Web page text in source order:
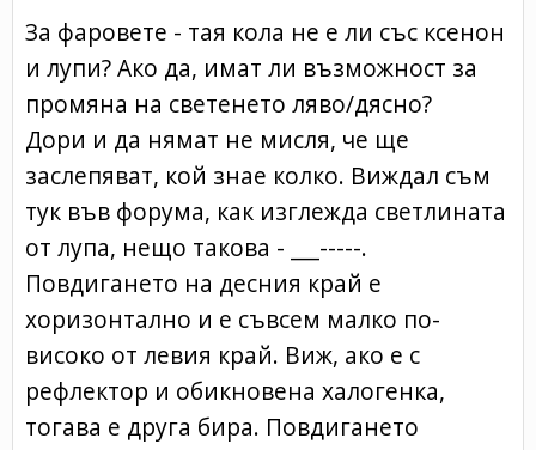
За фаровете - тая кола не е ли със ксенон
и лупи? Ако да, имат ли възможност за
промяна на светенето ляво/дясно?
Дори и да нямат не мисля, че ще
заслепяват, кой знае колко. Виждал съм
тук във форума, как изглежда светлината
от лупа, нещо такова - ___-----.
Повдигането на десния край е
хоризонтално и е съвсем малко по-
високо от левия край. Виж, ако е с
рефлектор и обикновена халогенка,
тогава е друга бира. Повдигането